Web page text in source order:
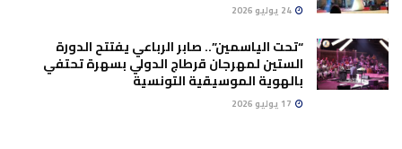
“تحت الياسمين”.. صابر الرباعي يفتتح الدورة
الستين لمهرجان قرطاج الدولي بسهرة تحتفي
بالهوية الموسيقية التونسية